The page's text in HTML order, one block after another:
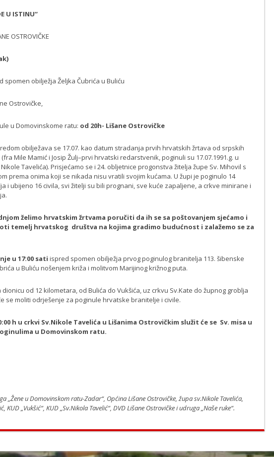
U ISTINU“
OSTROVIČKE
spomen obilježja Željka Čubrića u Buliću
Ostrovičke,
u Domovinskome ratu: od 20h- Lišane Ostrovičke
obilježava se 17.07. kao datum stradanja prvih hrvatskih žrtava od srpskih
Mile Mamić i Josip Žulj–prvi hrvatski redarstvenik, poginuli su 17.07.1991.g. u
Tavelića). Prisjećamo se i 24. obljetnice progonstva žitelja župe Sv. Mihovil s
prema onima koji se nikada nisu vratili svojim kućama. U župi je poginulo 14
i ubijeno 16 civila, svi žitelji su bili prognani, sve kuće zapaljene, a crkve minirane i
želimo hrvatskim žrtvama poručiti da ih se sa poštovanjem sjećamo i
temelj hrvatskog društva na kojima gradimo budućnost i zalažemo se za
u 17:00 sati ispred spomen obilježja prvog poginulog branitelja 113. šibenske
u Buliću nošenjem križa i molitvom Marijinog križnog puta.
od 12 kilometara, od Bulića do Vukšića, uz crkvu Sv.Kate do župnog groblja
se moliti odrješenje za poginule hrvatske branitelje i civile.
h u crkvi Sv.Nikole Tavelića u Lišanima Ostrovičkim služit će se Sv. misa u
u Domovinskom ratu.
„Žene u Domovinskom ratu-Zadar“, Općina Lišane Ostrovičke, župa sv.Nikole Tavelića,
KUD „Vukšić“, KUD „Sv.Nikola Tavelić“, DVD Lišane Ostrovičke i udruga „Naše ruke“.